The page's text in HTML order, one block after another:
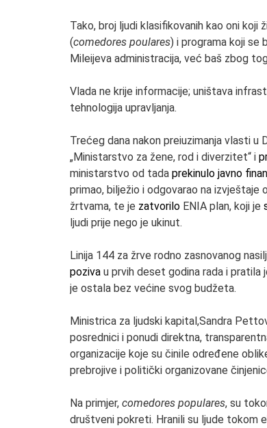
Tako, broj ljudi klasifikovanih kao oni koji
(comedores poulares) i programa koji se
Mileijeva administracija, već baš zbog
Vlada ne krije informacije; uništava
tehnologija upravljanja.
Trećeg dana nakon preiuzimanja vlasti u
„Ministarstvo za žene, rod i diverzitet“ i
ministarstvo od tada prekinulo javno
primao, bilježio i odgovarao na izvještaje
žrtvama, te je zatvorilo ENIA plan, koji je
ljudi prije nego je ukinut.
Linija 144 za žrve rodno zasnovanog
poziva u prvih deset godina rada i pratila
je ostala bez većine svog budžeta.
Ministrica za ljudski kapital,Sandra
posrednici i ponudi direktna,
organizacije koje su činile određene
prebrojive i politički organizovane
Na primjer, comedores populares, su
društveni pokreti. Hranili su ljude tokom